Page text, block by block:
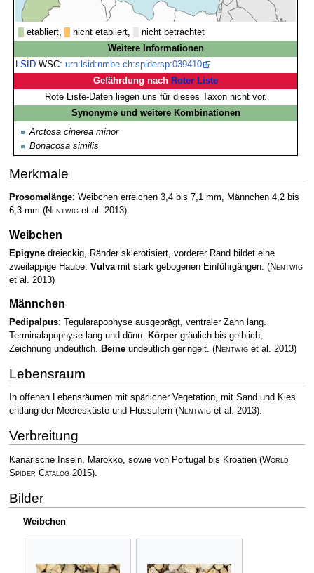
etabliert, nicht etabliert,
nicht betrachtet
Weitere Informationen
LSID WSC:urn:lsid:nmbe.ch:spidersp:039410
Gefährdung nach Roter Liste
Rote Liste-Daten liegen uns für dieses Taxon nicht vor.
Synonyme und weitere Kombinationen
Arctosa cinerea minor
Bonacosa similis
Merkmale
Prosomalänge: Weibchen erreichen 3,4 bis 7,1 mm, Männchen 4,2 bis
6,3 mm (Nentwiget al. 2013).
Weibchen
Epigynedreieckig, Ränder sklerotisiert, vorderer Rand bildet eine
zweilappige Haube. Vulvamit stark gebogenen Einführgängen. (Nentwig
et al. 2013)
Männchen
Pedipalpus: Tegularapophyse ausgeprägt, ventraler Zahn lang.
Terminalapophyse lang und dünn. Körpergräulich bis gelblich,
Zeichnung undeutlich. Beineundeutlich geringelt. (Nentwiget al. 2013)
Lebensraum
In offenen Lebensräumen mit spärlicher Vegetation, mit Sand und Kies
entlang der Meeresküste und Flussufern (Nentwiget al. 2013).
Verbreitung
Kanarische Inseln, Marokko, sowie von Portugal bis Kroatien (World
Spider Catalog2015).
Bilder
Weibchen